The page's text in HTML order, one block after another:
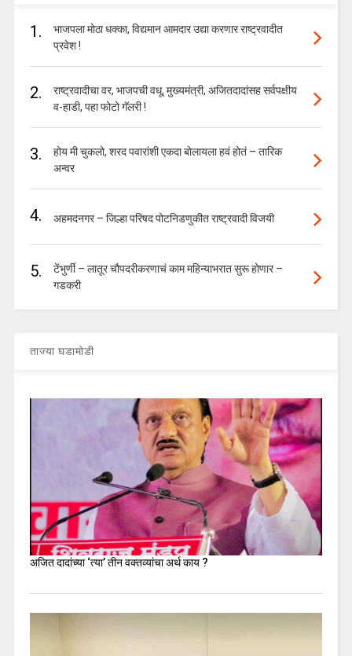
1.
भाजपला मोठा धक्का, विद्यमान आमदार उद्या करणार राष्ट्रवादीत
प्रवेश !
2.
राष्ट्रवादीचा वर, भाजपची वधू, मुख्यमंत्री, अजितदादांसह सर्वपक्षीय
व-हाडी, पहा फोटो गॅलरी !
3.
होय मी चुकलो, शरद पवारांशी एकदा बोलायला हवं होतं – तारिक
अन्वर
4. अहमदनगर – जिल्हा परिषद पोटनिडणुकीत राष्ट्रवादी विजयी
5.
टेंभुर्णी – लातूर चौपदरीकरणाचं काम महिन्याभरात सुरू होणार –
गडकरी
ताज्या घडामोडी
अजित दादांच्या ‘त्या’ तीन वक्तव्यांचा अर्थ काय ?